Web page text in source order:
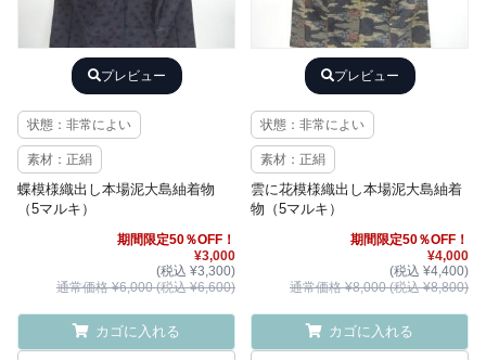
プレビュー
状態：非常によい
素材：正絹
蝶模様織出し本場泥大島紬着物
（5マルキ）
期間限定50％OFF！
¥3,000
(税込 ¥3,300)
通常価格 ¥6,000 (税込 ¥6,600)
カゴに入れる
プレビュー
状態：非常によい
素材：正絹
雲に花模様織出し本場泥大島紬着
物（5マルキ）
期間限定50％OFF！
¥4,000
(税込 ¥4,400)
通常価格 ¥8,000 (税込 ¥8,800)
カゴに入れる